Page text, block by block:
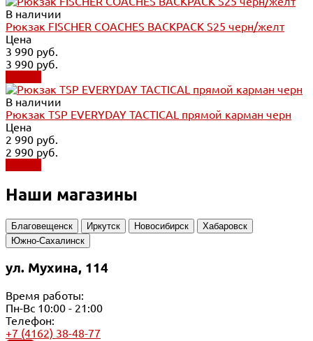
В наличии
Рюкзак FISCHER COACHES BACKPACK S25 черн/желт
Цена
3 990 руб.
3 990 руб.
В наличии
Рюкзак TSP EVERYDAY TACTICAL прямой карман черн
Цена
2 990 руб.
2 990 руб.
Наши магазины
Благовещенск Иркутск Новосибирск
Хабаровск
Южно-Сахалинск
ул. Мухина, 114
Время работы:
Пн-Вс 10:00 - 21:00
Телефон:
+7 (4162) 38-48-77